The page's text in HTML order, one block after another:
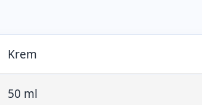
Krem
50 ml